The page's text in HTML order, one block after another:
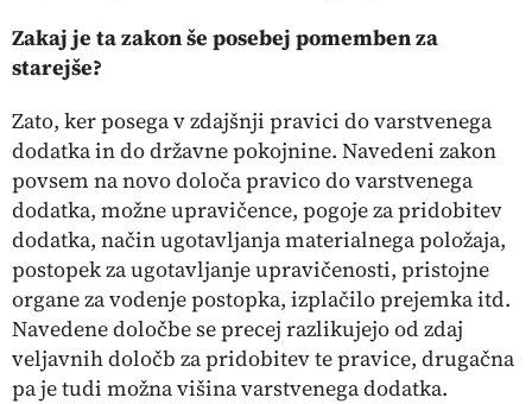
Zakaj je ta zakon še posebej pomemben za
starejše?
Zato, ker posega v zdajšnji pravici do varstvenega
dodatka in do državne pokojnine. Navedeni zakon
povsem na novo določa pravico do varstvenega
dodatka, možne upravičence, pogoje za pridobitev
dodatka, način ugotavljanja materialnega položaja,
postopek za ugotavljanje upravičenosti, pristojne
organe za vodenje postopka, izplačilo prejemka itd.
Navedene določbe se precej razlikujejo od zdaj
veljavnih določb za pridobitev te pravice, drugačna
pa je tudi možna višina varstvenega dodatka.